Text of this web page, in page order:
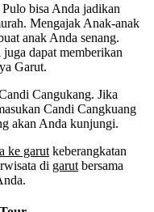
bisa Anda jadikan
Mengajak Anak-anak
anak Anda senang.
dapat memberikan
Garut.
Cangukang. Jika
Candi Cangkuang
akan Anda kunjungi.
ke garut keberangkatan
di garut bersama